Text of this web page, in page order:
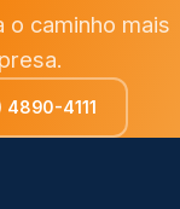
o caminho mais
4890-4111